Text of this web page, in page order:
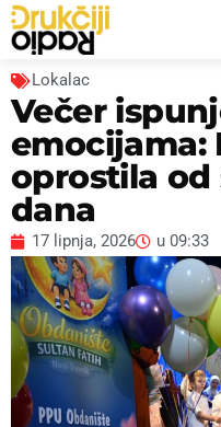
Lokalac
Večer
emocijama:
oprostila
dana
17 lipnja, 2026 u 09:33